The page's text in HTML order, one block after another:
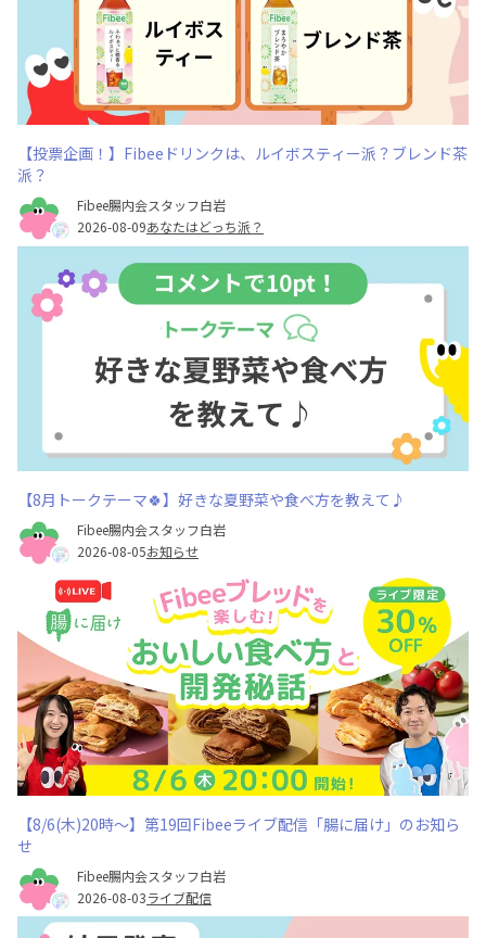
【投票企画！】Fibeeドリンクは、ルイボスティー派？ブレンド茶
派？
Fibee腸内会スタッフ白岩
2026-08-09あなたはどっち派？
【8月トークテーマ🍀】好きな夏野菜や食べ方を教えて♪
Fibee腸内会スタッフ白岩
2026-08-05お知らせ
【8/6(木)20時～】第19回Fibeeライブ配信「腸に届け」のお知ら
せ
Fibee腸内会スタッフ白岩
2026-08-03ライブ配信